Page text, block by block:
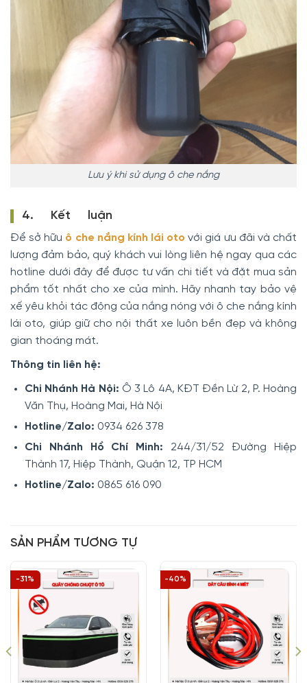
Lưu ý khi sử dụng ô che nắng
4. Kết luận
Để sở hữu ô che nắng kính lái oto với giá ưu đãi và chất
lượng đảm bảo, quý khách vui lòng liên hệ ngay qua các
hotline dưới đây để được tư vấn chi tiết và đặt mua sản
phẩm tốt nhất cho xe của mình. Hãy nhanh tay bảo vệ
xế yêu khỏi tác động của nắng nóng với ô che nắng kính
lái oto, giúp giữ cho nội thất xe luôn bền đẹp và không
gian thoáng mát.
Thông tin liên hệ:
Chi Nhánh Hà Nội: Ô 3 Lô 4A, KĐT Đền Lừ 2, P. Hoàng
Văn Thụ, Hoàng Mai, Hà Nội
Hotline/Zalo: 0934 626 378
Chi Nhánh Hồ Chí Minh: 244/31/52 Đường Hiệp
Thành 17, Hiệp Thành, Quận 12, TP HCM
Hotline/Zalo: 0865 616 090
SẢN PHẨM TƯƠNG TỰ
-31% -40%